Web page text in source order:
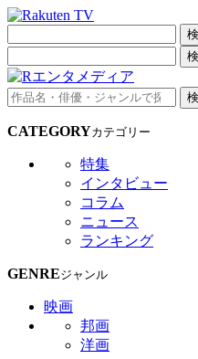
CATEGORYカテゴリー
特集
インタビュー
コラム
ニュース
ランキング
GENREジャンル
映画
邦画
洋画